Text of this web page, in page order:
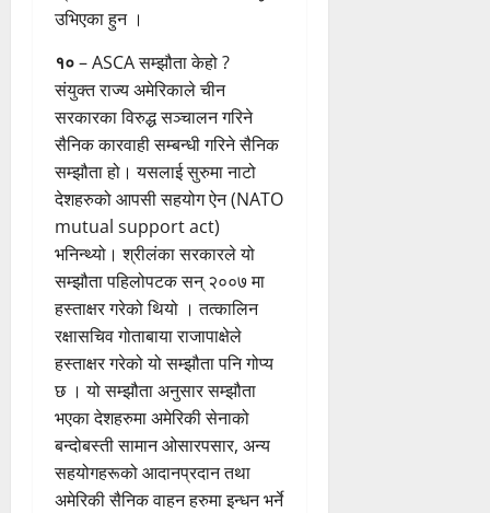
उभिएका हुन ।
१०– ASCA सम्झौता केहो ?
संयुक्त राज्य अमेरिकाले चीन
सरकारका विरुद्ध सञ्चालन गरिने
सैनिक कारवाही सम्बन्धी गरिने सैनिक
सम्झौता हो। यसलाई सुरुमा नाटो
देशहरुको आपसी सहयोग ऐन (NATO
mutual support act)
भनिन्थ्यो। श्रीलंका सरकारले यो
सम्झौता पहिलोपटक सन् २००७ मा
हस्ताक्षर गरेको थियो । तत्कालिन
रक्षासचिव गोताबाया राजापाक्षेले
हस्ताक्षर गरेको यो सम्झौता पनि गोप्य
छ । यो सम्झौता अनुसार सम्झौता
भएका देशहरुमा अमेरिकी सेनाको
बन्दोबस्ती सामान ओसारपसार, अन्य
सहयोगहरूको आदानप्रदान तथा
अमेरिकी सैनिक वाहन हरुमा इन्धन भर्ने